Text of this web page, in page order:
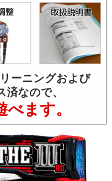
ーニングおよび
済なので、
ます。